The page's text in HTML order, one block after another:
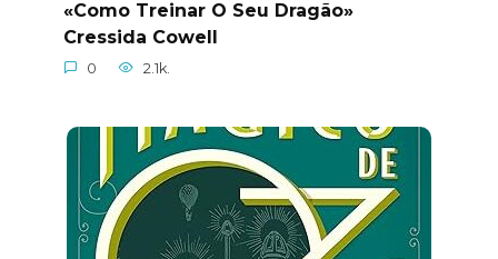
«Como Treinar O Seu Dragão»
Cressida Cowell
0 2.1k.